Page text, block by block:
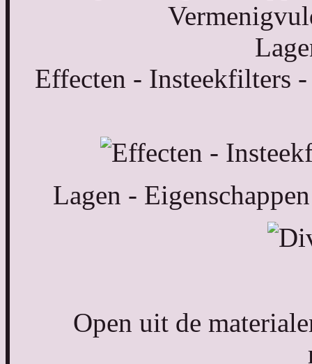
Effecten - Insteekfilters
Lagen -
Open uit de